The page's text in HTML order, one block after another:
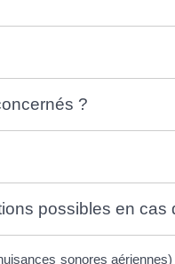
?
possibles en cas
sonores